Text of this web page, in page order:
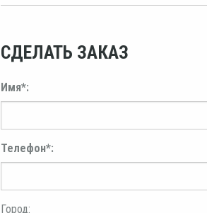
СДЕЛАТЬ ЗАКАЗ
Имя*:
Телефон*:
Город: